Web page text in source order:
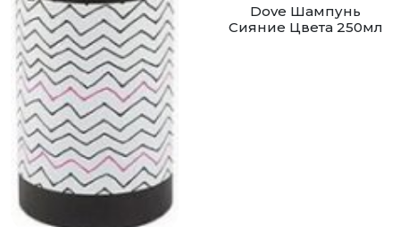
Dove Шампунь
Сияние Цвета 250мл